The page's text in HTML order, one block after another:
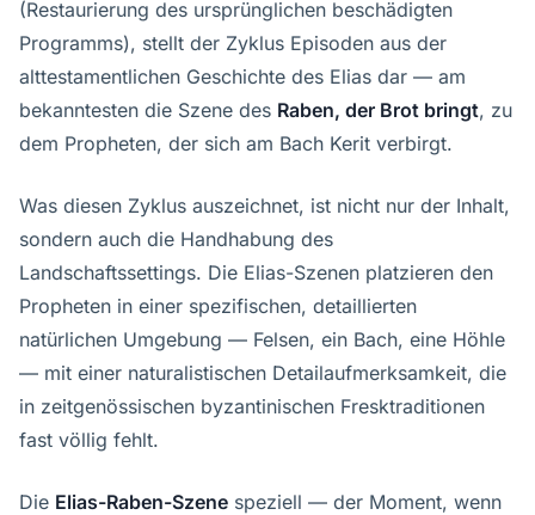
(Restaurierung des ursprünglichen beschädigten
Programms), stellt der Zyklus Episoden aus der
alttestamentlichen Geschichte des Elias dar — am
bekanntesten die Szene des Raben, der Brot bringt, zu
dem Propheten, der sich am Bach Kerit verbirgt.
Was diesen Zyklus auszeichnet, ist nicht nur der Inhalt,
sondern auch die Handhabung des
Landschaftssettings. Die Elias-Szenen platzieren den
Propheten in einer spezifischen, detaillierten
natürlichen Umgebung — Felsen, ein Bach, eine Höhle
— mit einer naturalistischen Detailaufmerksamkeit, die
in zeitgenössischen byzantinischen Fresktraditionen
fast völlig fehlt.
Die Elias-Raben-Szene speziell — der Moment, wenn